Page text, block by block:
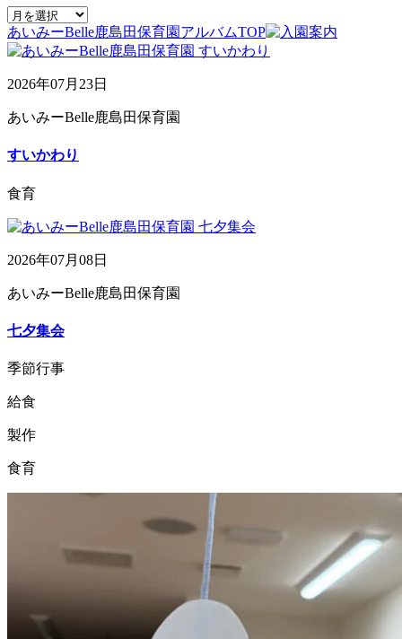
あいみーBelle鹿島田保育園アルバムTOP
2026年07月23日
あいみーBelle鹿島田保育園
すいかわり
食育
2026年07月08日
あいみーBelle鹿島田保育園
七夕集会
季節行事
給食
製作
食育